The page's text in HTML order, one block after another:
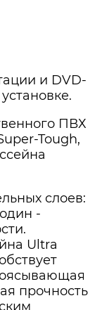
и DVD-
ПВХ
Tough,
слоев:
-
Ultra
прочность